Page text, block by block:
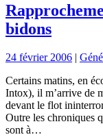
bidons
24 février 2006 |
Certains matins, en
Intox), il m’arrive de
devant le flot
Outre les chroniques
sont à…